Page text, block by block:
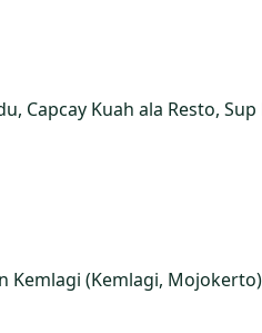
Capcay Kuah ala Resto,
(Kemlagi,